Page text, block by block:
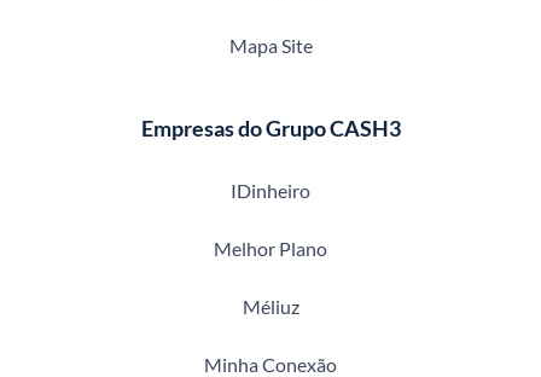
Mapa Site
Empresas do Grupo CASH3
IDinheiro
Melhor Plano
Méliuz
Minha Conexão